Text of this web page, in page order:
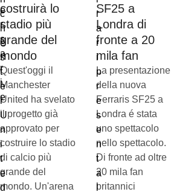
costruirà lo
stadio più
grande del
mondo
Quest'oggi il
Manchester
United ha svelato
il progetto già
approvato per
costruire lo stadio
di calcio più
grande del
mondo. Un'arena
SF25 a
Londra di
fronte a 20
mila fan
La presentazione
della nuova
Ferraris SF25 a
Londra é stata
uno spettacolo
nello spettacolo.
Di fronte ad oltre
20 mila fan
britannici